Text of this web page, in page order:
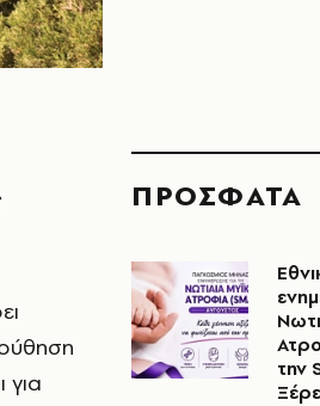
για
ΠΡΟΣΦΑΤΑ
την